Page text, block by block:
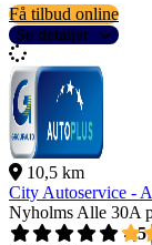
Få tilbud online
Se detaljer
10,5 km
City Autoservice -
Nyholms Alle 30A
4,5